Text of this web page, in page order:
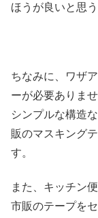
ほうが良いと思
ちなみに、ワザ
ーが必要ありま
シンプルな構造
販のマスキング
す。
また、キッチン
市販のテープを